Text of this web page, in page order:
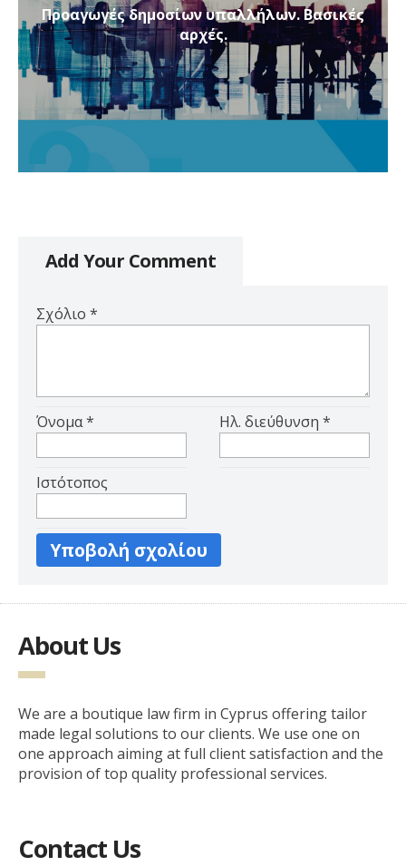
Προαγωγές δημοσίων υπαλλήλων. Βασικές
αρχές.
Add Your Comment
Σχόλιο *
Όνομα* Ηλ. διεύθυνση*
Ιστότοπος
About Us
We are a boutique law firm in Cyprus offering tailor
made legal solutions to our clients. We use one on
one approach aiming at full client satisfaction and the
provision of top quality professional services.
Contact Us